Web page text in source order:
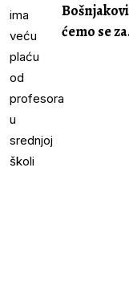
ćemo se